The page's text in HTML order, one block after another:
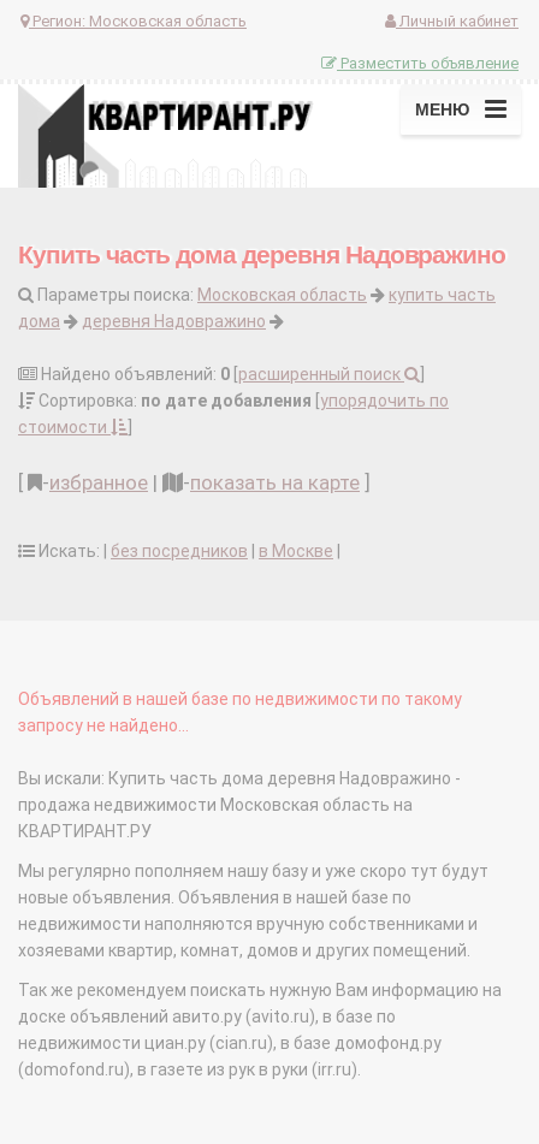
Регион: Московская область Личный кабинет
Разместить объявление
МЕНЮ
Купить часть дома деревня Надовражино
Параметры поиска: Московская область
купить часть
дома
деревня Надовражино
Найдено объявлений: 0 расширенный поиск
Сортировка: по дате добавления упорядочить по
стоимости
-избранное | -показать на карте
Искать: | без посредников в Москве
Объявлений в нашей базе по недвижимости по такому
запросу не найдено...
Вы искали: Купить часть дома деревня Надовражино -
продажа недвижимости Московская область на
КВАРТИРАНТ.РУ
Мы регулярно пополняем нашу базу и уже скоро тут будут
новые объявления. Объявления в нашей базе по
недвижимости наполняются вручную собственниками и
хозяевами квартир, комнат, домов и других помещений.
Так же рекомендуем поискать нужную Вам информацию на
доске объявлений авито.ру (avito.ru), в базе по
недвижимости циан.ру (cian.ru), в базе домофонд.ру
(domofond.ru), в газете из рук в руки (irr.ru).